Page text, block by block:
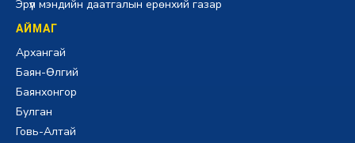
Эрүүл мэндийн даатгалын ерөнхий газар
АЙМАГ
Архангай
Баян-Өлгий
Баянхонгор
Булган
Говь-Алтай